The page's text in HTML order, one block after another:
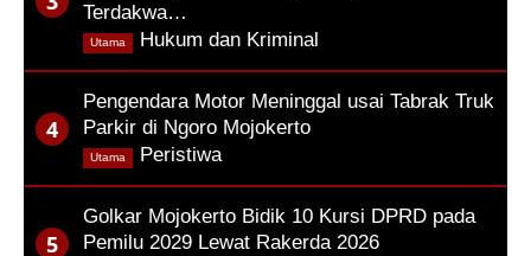
Terdakwa…
Hukum dan Kriminal
Utama
Pengendara Motor Meninggal usai Tabrak Truk
Parkir di Ngoro Mojokerto
Peristiwa,
Utama
Golkar Mojokerto Bidik 10 Kursi DPRD pada
Pemilu 2029 Lewat Rakerda 2026